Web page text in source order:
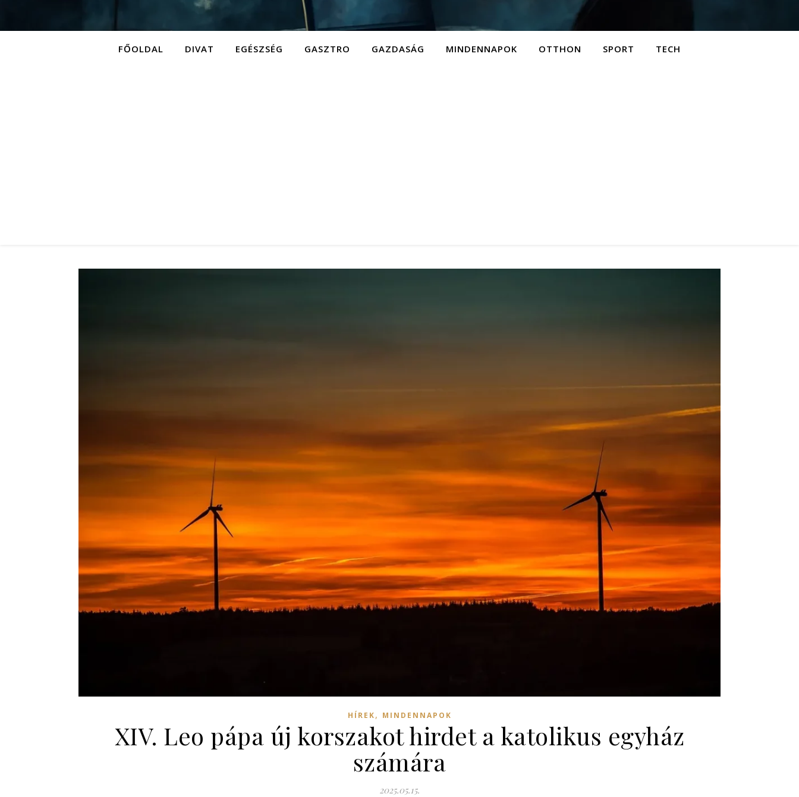
FŐOLDAL DIVAT EGÉSZSÉG GASZTRO GAZDASÁG MINDENNAPOK OTTHON SPORT TECH
HÍREK, MINDENNAPOK
XIV. Leo pápa új korszakot hirdet a katolikus egyház
számára
2025.05.15.